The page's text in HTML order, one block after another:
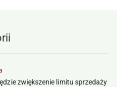
zwiększenie limitu sprzedaży